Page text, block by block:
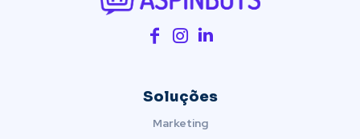
Soluções
Marketing